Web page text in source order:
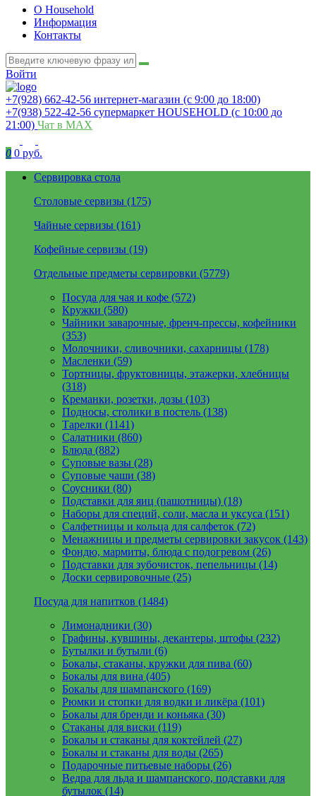
О Household
Информация
Контакты
Войти
+7(928) 662-42-56 интернет-магазин (с 9:00 до 18:00)
+7(938) 522-42-56 супермаркет HOUSEHOLD (с 10:00 до
21:00) Чат в MAX
0 0 руб.
Сервировка стола
Столовые сервизы (175)
Чайные сервизы (161)
Кофейные сервизы (19)
Отдельные предметы сервировки (5779)
Посуда для чая и кофе (572)
Кружки (580)
Чайники заварочные, френч-прессы, кофейники
(353)
Молочники, сливочники, сахарницы (178)
Масленки (59)
Тортницы, фруктовницы, этажерки, хлебницы
(318)
Креманки, розетки, дозы (103)
Подносы, столики в постель (138)
Тарелки (1141)
Салатники (860)
Блюда (882)
Суповые вазы (28)
Суповые чаши (38)
Соусники (80)
Подставки для яиц (пашотницы) (18)
Наборы для специй, соли, масла и уксуса (151)
Салфетницы и кольца для салфеток (72)
Менажницы и предметы сервировки закусок (143)
Фондю, мармиты, блюда с подогревом (26)
Подставки для зубочисток, пепельницы (14)
Доски сервировочные (25)
Посуда для напитков (1484)
Лимонадники (30)
Графины, кувшины, декантеры, штофы (232)
Бутылки и бутыли (6)
Бокалы, стаканы, кружки для пива (60)
Бокалы для вина (405)
Бокалы для шампанского (169)
Рюмки и стопки для водки и ликёра (101)
Бокалы для бренди и коньяка (30)
Стаканы для виски (119)
Бокалы и стаканы для коктейлей (27)
Бокалы и стаканы для воды (265)
Подарочные питьевые наборы (26)
Ведра для льда и шампанского, подставки для
бутылок (14)